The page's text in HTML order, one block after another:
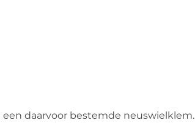
daarvoor bestemde neuswielklem.